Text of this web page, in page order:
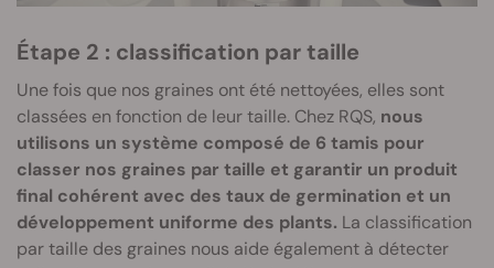
Étape 2 : classification par taille
Une fois que nos graines ont été nettoyées, elles sont
classées en fonction de leur taille. Chez RQS, nous
utilisons un système composé de 6 tamis pour
classer nos graines par taille et garantir un produit
final cohérent avec des taux de germination et un
développement uniforme des plants. La classification
par taille des graines nous aide également à détecter